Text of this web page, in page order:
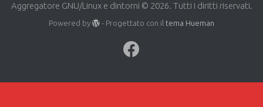
Aggregatore GNU/Linux e dintorni © 2026. Tutti i diritti riservati.
Powered by - Progettato con il tema Hueman